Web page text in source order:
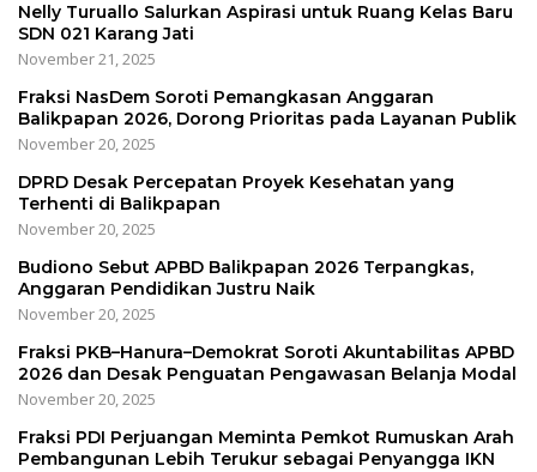
Nelly Turuallo Salurkan Aspirasi untuk Ruang Kelas Baru
SDN 021 Karang Jati
November 21, 2025
Fraksi NasDem Soroti Pemangkasan Anggaran
Balikpapan 2026, Dorong Prioritas pada Layanan Publik
November 20, 2025
DPRD Desak Percepatan Proyek Kesehatan yang
Terhenti di Balikpapan
November 20, 2025
Budiono Sebut APBD Balikpapan 2026 Terpangkas,
Anggaran Pendidikan Justru Naik
November 20, 2025
Fraksi PKB–Hanura–Demokrat Soroti Akuntabilitas APBD
2026 dan Desak Penguatan Pengawasan Belanja Modal
November 20, 2025
Fraksi PDI Perjuangan Meminta Pemkot Rumuskan Arah
Pembangunan Lebih Terukur sebagai Penyangga IKN